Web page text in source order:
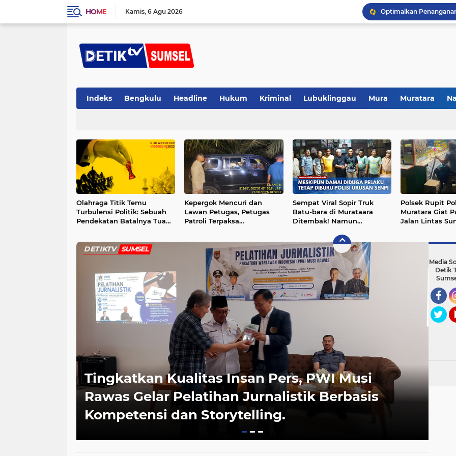
HOME Kamis 6 Agu 2026
Polres Musi Rawas
Indeks Bengkulu Headline Hukum Kriminal Lubuklinggau Mura Muratara
Olahraga Titik Temu
Turbulensi Politik: Sebuah
Pendekatan Batalnya Tuan
Kepergok Mencuri dan
Lawan Petugas, Petugas
Patroli Terpaksa
Sempat Viral Sopir Truk
Batu-bara di Murataara
Ditembak! Namun
Polsek Rupit
Muratara Giat
Jalan Lintas
DETIKTV SUMSEL
Tingkatkan Kualitas Insan Pers, PWI Musi
Rawas Gelar Pelatihan Jurnalistik Berbasis
Kompetensi dan Storytelling.
Media
Detik